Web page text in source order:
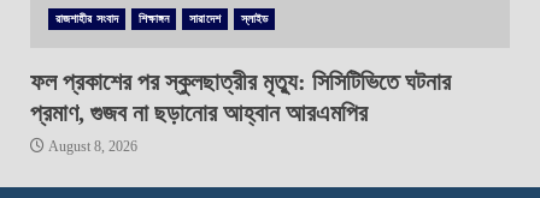
রাজশাহীর সংবাদ শিক্ষাঙ্গন সারাদেশ স্লাইড
ফল প্রকাশের পর স্কুলছাত্রীর মৃত্যু: সিসিটিভিতে ঘটনার
প্রমাণ, গুজব না ছড়ানোর আহ্বান আরএমপির
August 8, 2026